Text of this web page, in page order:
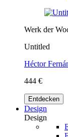
Werk der
Untitled
Héctor
444 €
Entdecken
Design
Design